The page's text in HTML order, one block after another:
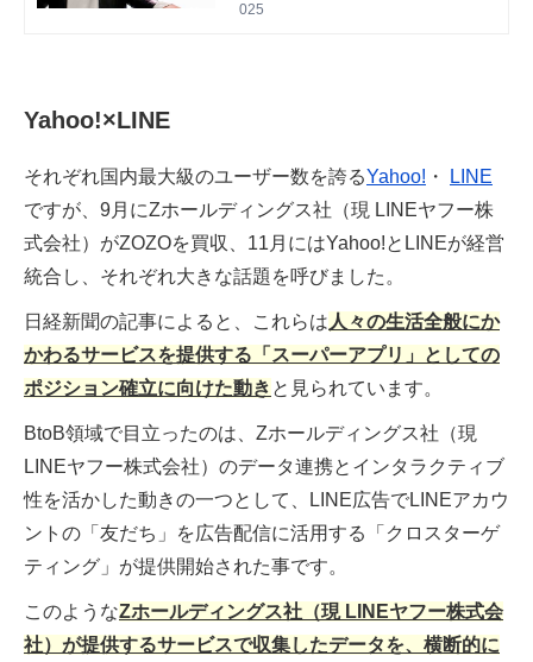
検索テキスト広告を表示することを発表
ーズ一致と絞り込み部分一致に関して
も、登録されたキーワードと同じ意味を
になるアップデートが発表されました。
まずは英語のみの適用となり、他言語に
予定です。 リンク： 8月には、Google
Marketing Live 2019（以下GML 2019）
版）が世界 11
用可能で、今後は Instagram や WhatsA
ることでしょう。 一方、本業であるソ
ーシャルメディアでは Instagram の躍進
しょうか。 ユーザー数の成長ももちろ
んのこと、ストーリーズ利用率のさらな
プラットフォームとしての存在感を増し
ながら、広告製品のアップデートも Fac
ebook を上回る勢いで行われました。
本記事では Instagram を含む Facebook
めています。Unyoo.jp では取り上げて
いない内容も含めていますので、2019
年のおさらいにお付き合いいただければ
幸いです。 目次 Facebook広告の「Clic
k-to-WhatsApp」が機能拡大 フリークエ
ンシーのコントロール機能追加 キャン
連度スコア」の廃止、新たな3つの指標
out」がベータテストを開始 Instagram
025
Yahoo!×LINE
それぞれ国内最大級のユーザー数を誇るYahoo! ・
LINE
ですが、9月にZホールディングス社（現 LINEヤフー株
式会社）がZOZOを買収、11月にはYahoo!とLINEが経営
統合し、それぞれ大きな話題を呼びました。
日経新聞の記事によると、これらは 人々の生活全般にか
かわるサービスを提供する「スーパーアプリ」としての
ポジション確立に向けた動き と見られています。
BtoB領域で目立ったのは、Zホールディングス社（現
LINEヤフー株式会社）のデータ連携とインタラクティブ
性を活かした動きの一つとして、LINE広告でLINEアカウ
ントの「友だち」を広告配信に活用する「クロスターゲ
ティング」が提供開始された事です。
このようなZホールディングス社（現 LINEヤフー株式会
社）が提供するサービスで収集したデータを、横断的に